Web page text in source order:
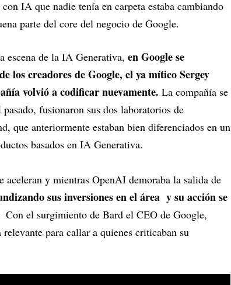
IA que nadie tenía en carpeta estaba cambiando
parte del core del negocio de Google.
escena de la IA Generativa, en Google se
los creadores de Google, el ya mítico Sergey
volvió a codificar nuevamente. La compañía se
fusionaron sus dos laboratorios de
que anteriormente estaban bien diferenciados en un
basados en IA Generativa.
y mientras OpenAI demoraba la salida de
sus inversiones en el área y su acción se
Con el surgimiento de Bard el CEO de Google,
para callar a quienes criticaban su